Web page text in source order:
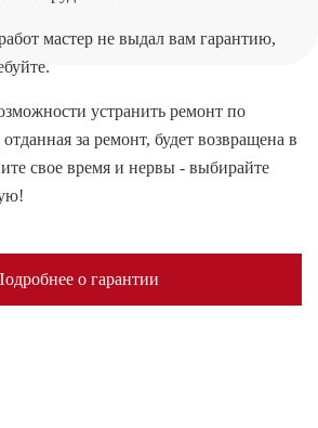
мастер не выдал вам гарантию,
устранить ремонт по
за ремонт, будет возвращена в
свое время и нервы - выбирайте
о гарантии